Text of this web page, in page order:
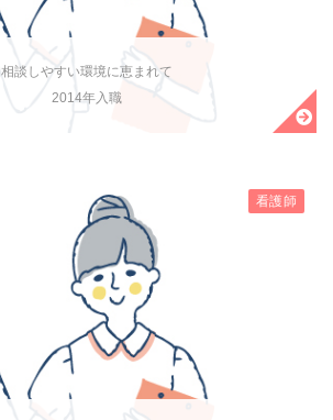
相談しやすい環境に恵まれて
2014年入職
看護師